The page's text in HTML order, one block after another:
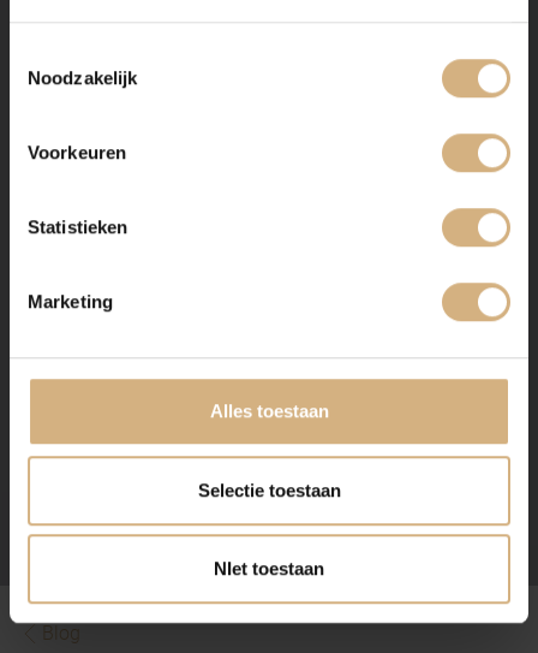
Noodzakelijk
Voorkeuren
Statistieken
Marketing
Alles toestaan
Selectie toestaan
NIet toestaan
Blog